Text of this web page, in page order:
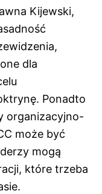
Kijewski,
dla
Ponadto
organizacyjno-
może być
mogą
które trzeba